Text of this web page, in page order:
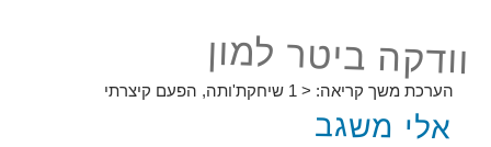
וודקה ביטר למון
הערכת משך קריאה: < 1 שיחקת'ותה, הפעם קיצרתי
אלי משגב